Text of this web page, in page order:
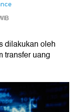
dilakukan oleh
transfer uang